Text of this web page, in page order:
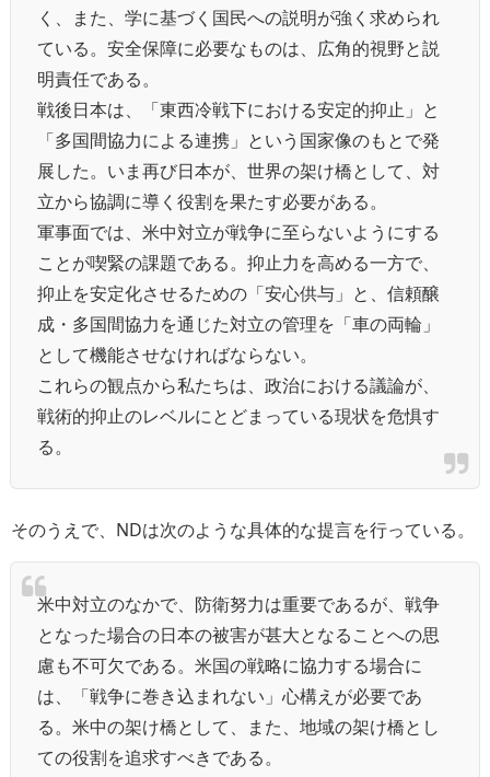
く、また、学に基づく国民への説明が強く求められ
ている。安全保障に必要なものは、広角的視野と説
明責任である。
戦後日本は、「東西冷戦下における安定的抑止」と
「多国間協力による連携」という国家像のもとで発
展した。いま再び日本が、世界の架け橋として、対
立から協調に導く役割を果たす必要がある。
軍事面では、米中対立が戦争に至らないようにする
ことが喫緊の課題である。抑止力を高める一方で、
抑止を安定化させるための「安心供与」と、信頼醸
成・多国間協力を通じた対立の管理を「車の両輪」
として機能させなければならない。
これらの観点から私たちは、政治における議論が、
戦術的抑止のレベルにとどまっている現状を危惧す
る。
そのうえで、NDは次のような具体的な提言を行っている。
米中対立のなかで、防衛努力は重要であるが、戦争
となった場合の日本の被害が甚大となることへの思
慮も不可欠である。米国の戦略に協力する場合に
は、「戦争に巻き込まれない」心構えが必要であ
る。米中の架け橋として、また、地域の架け橋とし
ての役割を追求すべきである。